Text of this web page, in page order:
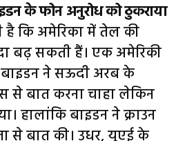
के फोन अनुरोध को ठुकराया
है कि अमेरिका में तेल की
बढ़ सकती हैं। एक अमेरिकी
ने सऊदी अरब के
से बात करना चाहा लेकिन
हालांकि बाइडन ने क्राउन